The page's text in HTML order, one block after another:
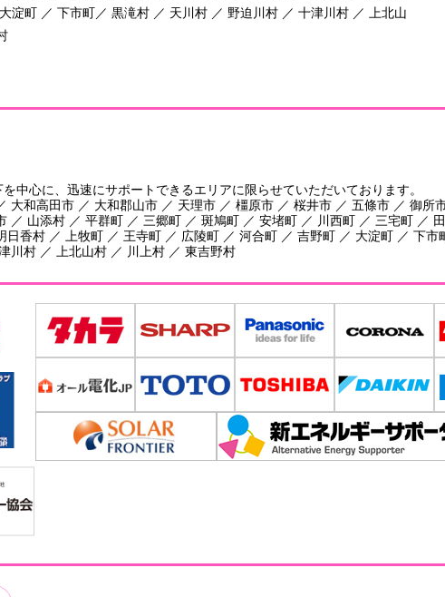
淀町 ／ 下市町／ 黒滝村 ／ 天川村 ／ 野迫川村 ／ 十津川村 ／ 上北山
中心に、迅速にサポートできるエリアに限らせていただいております。
大和高田市 ／ 大和郡山市 ／ 天理市 ／ 橿原市 ／ 桜井市 ／ 五條市 ／ 御所
／ 山添村 ／ 平群町 ／ 三郷町 ／ 斑鳩町 ／ 安堵町 ／ 川西町 ／ 三宅町 ／
日香村 ／ 上牧町 ／ 王寺町 ／ 広陵町 ／ 河合町 ／ 吉野町 ／ 大淀町 ／ 下市
川村 ／ 上北山村 ／ 川上村 ／ 東吉野村